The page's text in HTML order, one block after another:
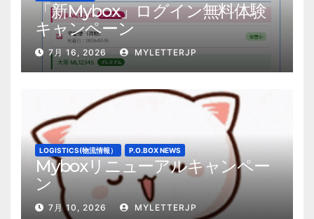
「新Mybox」ログイン無料体験
キャンペーン
7月 16, 2026 MYLETTERJP
LOGISTICS(物流情報） P.O.BOX NEWS
Myboxリニューアルキャンペー
ン
7月 10, 2026 MYLETTERJP